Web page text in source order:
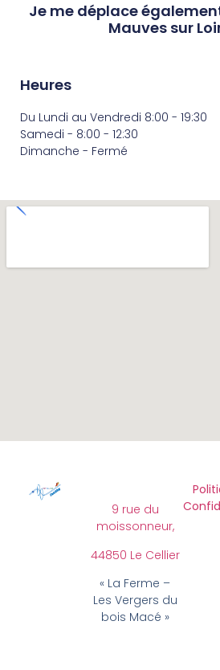
Je me déplace
Mauves sur
Heures
Du Lundi au Vendredi 8:00 - 19:30
Samedi - 8:00 - 12:30
Dimanche - Fermé
9 rue du
moissonneur,
44850 Le Cellier
« La Ferme –
Les Vergers du
bois Macé »